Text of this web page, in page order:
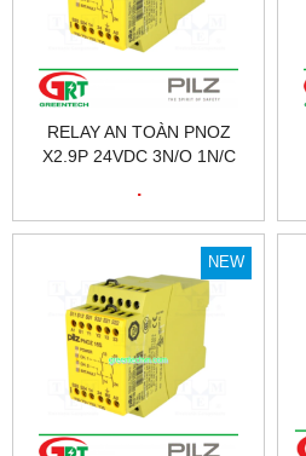
RELAY AN TOÀN PNOZ
X2.9P 24VDC 3N/O 1N/C
.
NEW